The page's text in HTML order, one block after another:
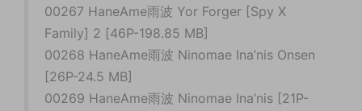
00267 HaneAme雨波 Yor Forger [Spy X
Family] 2 [46P-198.85 MB]
00268 HaneAme雨波 Ninomae Ina’nis Onsen
[26P-24.5 MB]
00269 HaneAme雨波 Ninomae Ina’nis [21P-